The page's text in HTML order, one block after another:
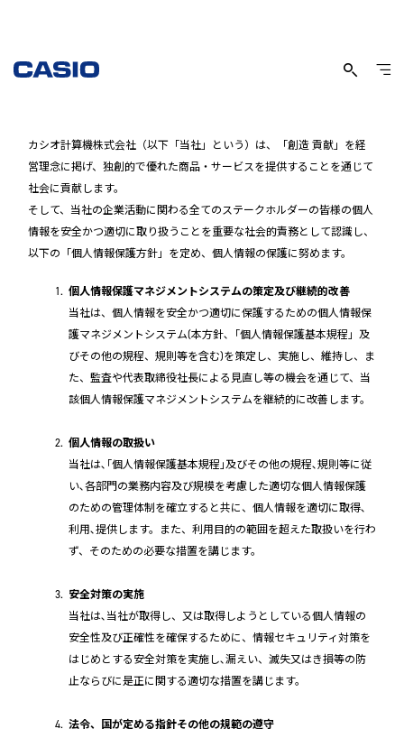
個人情報保護方針
カシオ計算機株式会社（以下「当社」という）は、「創造 貢献」を経
営理念に掲げ、独創的で優れた商品・サービスを提供することを通じて
社会に貢献します。
そして、当社の企業活動に関わる全てのステークホルダーの皆様の個人
情報を安全かつ適切に取り扱うことを重要な社会的責務として認識し、
以下の「個人情報保護方針」を定め、個人情報の保護に努めます。
個人情報保護マネジメントシステムの策定及び継続的改善
当社は、個人情報を安全かつ適切に保護するための個人情報保
護マネジメントシステム(本方針､「個人情報保護基本規程」及
びその他の規程、規則等を含む)を策定し、実施し、維持し、ま
た、監査や代表取締役社長による見直し等の機会を通じて、当
該個人情報保護マネジメントシステムを継続的に改善します。
個人情報の取扱い
当社は､｢個人情報保護基本規程｣及びその他の規程､規則等に従
い､各部門の業務内容及び規模を考慮した適切な個人情報保護
のための管理体制を確立すると共に、個人情報を適切に取得､
利用､提供します。また、利用目的の範囲を超えた取扱いを行わ
ず、そのための必要な措置を講じます。
安全対策の実施
当社は､当社が取得し、又は取得しようとしている個人情報の
安全性及び正確性を確保するために、情報セキュリティ対策を
はじめとする安全対策を実施し､漏えい、滅失又はき損等の防
止ならびに是正に関する適切な措置を講じます。
法令、国が定める指針その他の規範の遵守